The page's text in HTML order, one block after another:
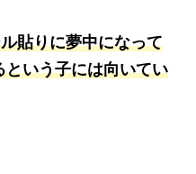
貼りに夢中になって
いう子には向いてい